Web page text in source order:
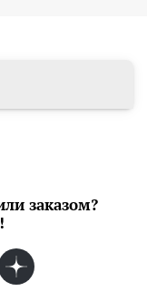
заказом?